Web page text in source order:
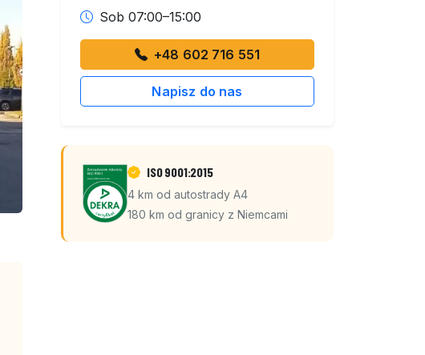
Sob 07:00–15:00
+48 602 716 551
Napisz do nas
ISO 9001:2015
4 km od autostrady A4
180 km od granicy z Niemcami